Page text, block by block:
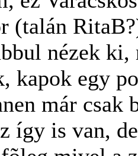
(talán
nézek
kapok egy
már csak
így is van,